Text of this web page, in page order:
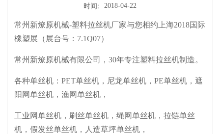
时间: 2018-04-22
常州新燎原机械-塑料拉丝机厂家与您相约上海2018国际
橡塑展（展台号：7.1Q07）
常州新燎原机械有限公司， 30年专注塑料拉丝机制造。
各种单丝机：PET单丝机，尼龙单丝机，PE单丝机，遮
阳网单丝机，渔网单丝机，
工业网单丝机，刷丝单丝机，绳网单丝机，拉链单丝
机，假发丝单丝机，人造草坪单丝机，